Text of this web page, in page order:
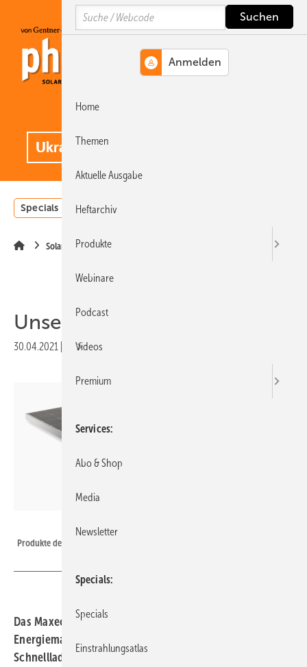
Hauptinhalt
Hauptmenü
SiteSearch
Specials Einstrahlungsatlas
Solarmodule
Unsere Produkte der Woche
30.04.2021 Druckvorschau
Produkte der Woche: Das Maxeon-Modul von Sunpower.
Das Maxeon-5-Modul mit 66 Zellen, das
Energiemanagement Casa Corrently, eine
Schnellladestation mit integrierter Batterie sowie
Search
Home
Themen
Aktuelle Ausgabe
Heftarchiv
Produkte
Webinare
Podcast
Videos
Premium
Services
Abo & Shop
Media
Newsletter
Specials
Specials
Einstrahlungsatlas